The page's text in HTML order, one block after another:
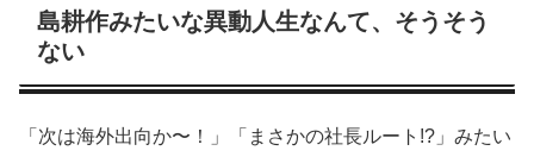
島耕作みたいな異動人生なんて、そうそう
ない
「次は海外出向か〜！」「まさかの社長ルート!?」みたい